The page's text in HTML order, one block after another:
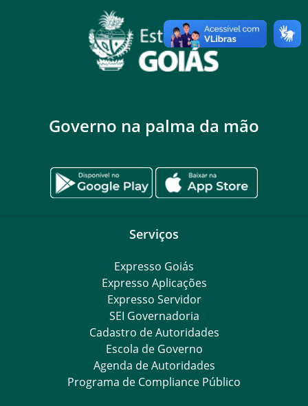
Governo na palma da mão
Serviços
Expresso Goiás
Expresso Aplicações
Expresso Servidor
SEI Governadoria
Cadastro de Autoridades
Escola de Governo
Agenda de Autoridades
Programa de Compliance Público